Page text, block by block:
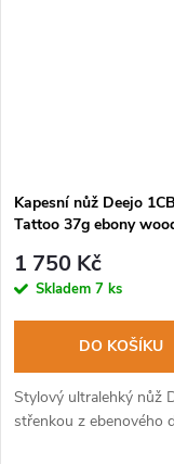
Kapesní nůž Deejo
Tattoo 37g ebony
1 750 Kč
Skladem 7 ks
DO KOŠÍKU
Stylový ultralehký nůž
střenkou z ebenového